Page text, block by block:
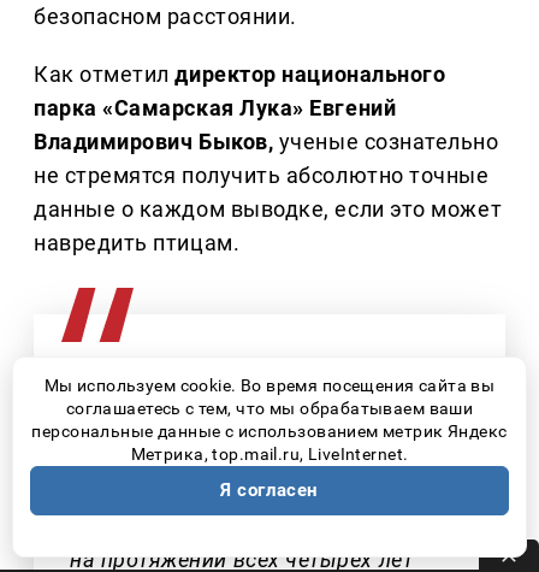
безопасном расстоянии.
Как отметилдиректор национального
парка «Самарская Лука» Евгений
Владимирович Быков, ученые сознательно
не стремятся получить абсолютно точные
данные о каждом выводке, если это может
навредить птицам.
– Отслеживать очно количество
птенцов достаточно сложно и даже
опасно – потому что птицы могут
пострадать. Отслеживать точное
на протяжении всех четырех лет
Мы используем cookie. Во время посещения сайта вы
соглашаетесь с тем, что мы обрабатываем ваши
персональные данные с использованием метрик Яндекс
Метрика, top.mail.ru, LiveInternet.
Я согласен